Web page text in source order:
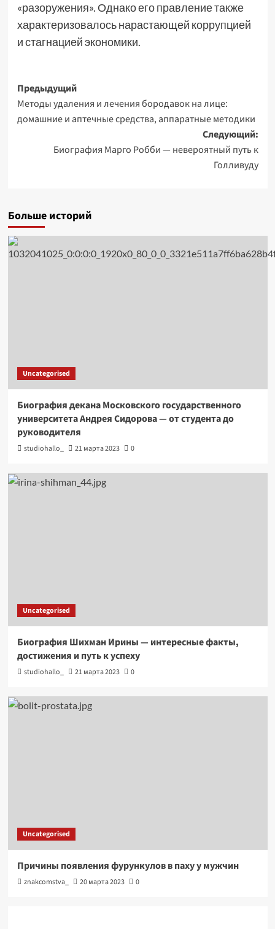
«разоружения». Однако его правление также
характеризовалось нарастающей коррупцией
и стагнацией экономики.
Навигация
записи
Предыдущий
Методы удаления и лечения бородавок на лице:
домашние и аптечные средства, аппаратные методики
Следующий:
Биография Марго Робби — невероятный путь к
Голливуду
Больше историй
Uncategorised
Биография декана Московского государственного
университета Андрея Сидорова — от студента до
руководителя
studiohallo_ 21 марта 2023 0
Uncategorised
Биография Шихман Ирины — интересные факты,
достижения и путь к успеху
studiohallo_ 21 марта 2023 0
Uncategorised
Причины появления фурункулов в паху у мужчин
znakcomstva_ 20 марта 2023 0